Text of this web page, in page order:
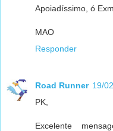
Apoiadíssimo, ó
MAO
Responder
Road Runner 19/
PK,
Excelente